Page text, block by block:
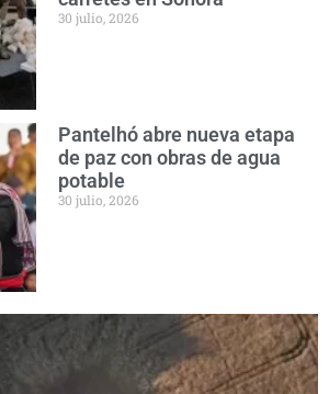
30 julio, 2026
Pantelhó abre nueva etapa
de paz con obras de agua
potable
30 julio, 2026